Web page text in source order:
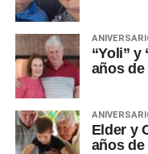
“Yoli” y
años
Elder y
años